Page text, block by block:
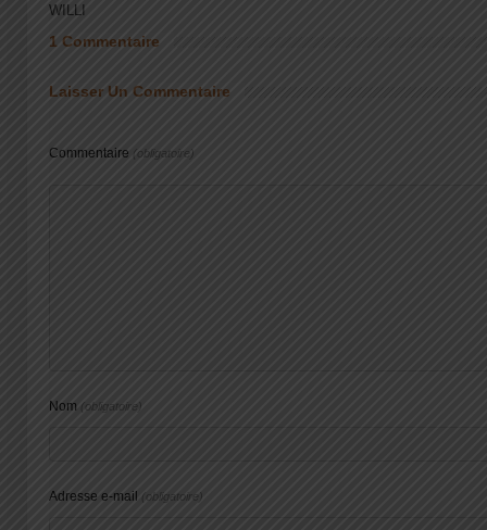
WILLI
1 Commentaire
Laisser Un Commentaire
Commentaire (obligatoire)
Nom (obligatoire)
Adresse e-mail (obligatoire)